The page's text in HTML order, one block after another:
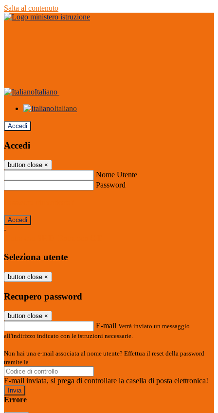
Salta al contenuto
Italiano
Italiano
Accedi
Accedi
button close ×
Nome Utente
Password
-
Seleziona utente
button close ×
Recupero password
button close ×
E-mail Verrà inviato un messaggio
all'indirizzo indicato con le istruzioni necessarie.
Non hai una e-mail associata al nome utente? Effettua il reset della password
tramite la
E-mail inviata, si prega di controllare la casella di posta elettronica!
Errore